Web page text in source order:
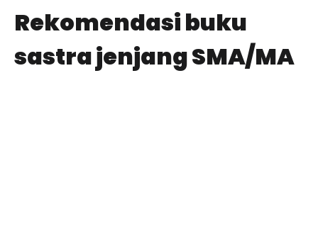
Rekomendasi buku
sastra jenjang SMA/MA